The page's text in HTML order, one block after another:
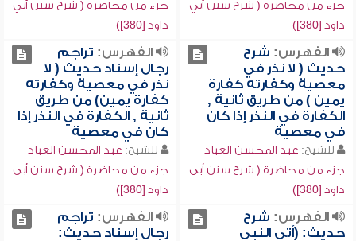
جزء من محاضرة ( شرح سنن أبي
داود [380])
جزء من محاضرة ( شرح سنن أبي
داود [380])
الفهرس: شرح
حديث ( لا نذر في
معصية وكفارته كفارة
يمين ) من طريق ثانية ,
الكفارة في النذر إذا كان
في معصية
للشيخ: عبد المحسن العباد
جزء من محاضرة ( شرح سنن أبي
داود [380])
الفهرس: تراجم
رجال إسناد حديث ( لا
نذر في معصية وكفارته
كفارة يمين) من طريق
ثانية , الكفارة في النذر إذا
كان في معصية
للشيخ: عبد المحسن العباد
جزء من محاضرة ( شرح سنن أبي
داود [380])
الفهرس: شرح
حديث: (أتى النبي
الفهرس: تراجم
رجال إسناد حديث: